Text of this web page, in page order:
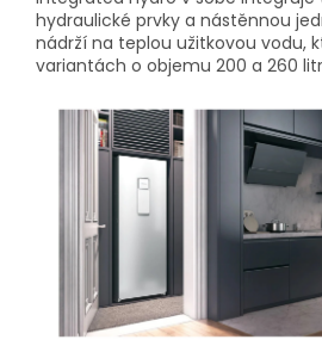
hydraulické prvky a nástěnnou
nádrží na teplou užitkovou vodu,
variantách o objemu 200 a 260